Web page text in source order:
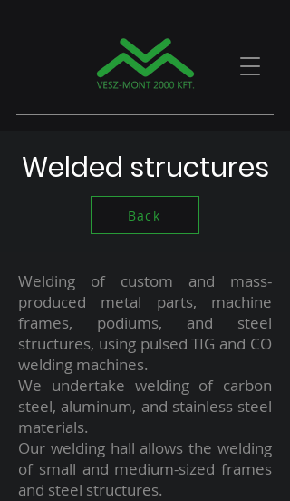
Welded structures
Back
Welding of custom and mass-
produced metal parts, machine
frames, podiums, and steel
structures, using pulsed TIG and CO
welding machines.
We undertake welding of carbon
steel, aluminum, and stainless steel
materials.
Our welding hall allows the welding
of small and medium-sized frames
and steel structures.